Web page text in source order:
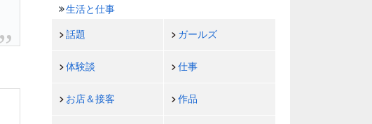
生活と仕事
話題 ガールズ
体験談 仕事
お店＆接客 作品